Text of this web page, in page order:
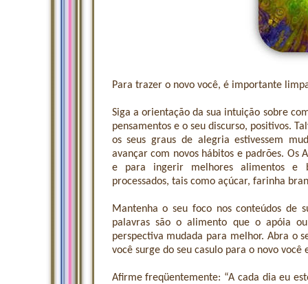
Para trazer o novo você, é importante
Siga a orientação da sua intuição sobre
pensamentos e o seu discurso, positivos.
os seus graus de alegria estivessem
avançar com novos hábitos e padrões. Os
e para ingerir melhores alimentos e
processados, tais como açúcar, farinha
Mantenha o seu foco nos conteúdos de
palavras são o alimento que o apóia
perspectiva mudada para melhor. Abra o
você surge do seu casulo para o novo você
Afirme freqüentemente: “A cada dia eu